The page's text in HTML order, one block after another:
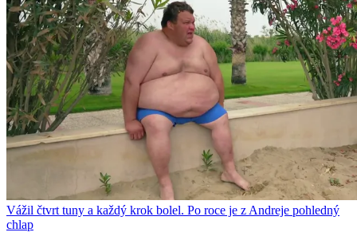
Vážil čtvrt tuny a každý krok bolel. Po roce je z Andreje pohledný
chlap